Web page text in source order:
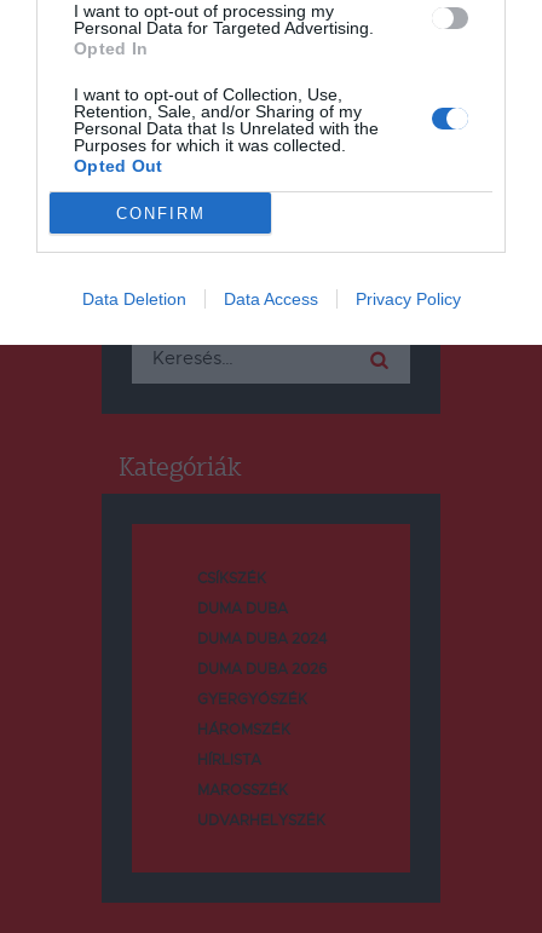
I want to opt-out of processing my
Personal Data for Targeted Advertising.
Opted In
I want to opt-out of Collection, Use,
Retention, Sale, and/or Sharing of my
Personal Data that Is Unrelated with the
Purposes for which it was collected.
Opted Out
CONFIRM
Data Deletion Data Access Privacy Policy
Iskolatáska az iskolát
kezdőknek
Keresés:
Kategóriák
CSÍKSZÉK
DUMA DUBA
DUMA DUBA 2024
DUMA DUBA 2026
GYERGYÓSZÉK
HÁROMSZÉK
HÍRLISTA
MAROSSZÉK
UDVARHELYSZÉK